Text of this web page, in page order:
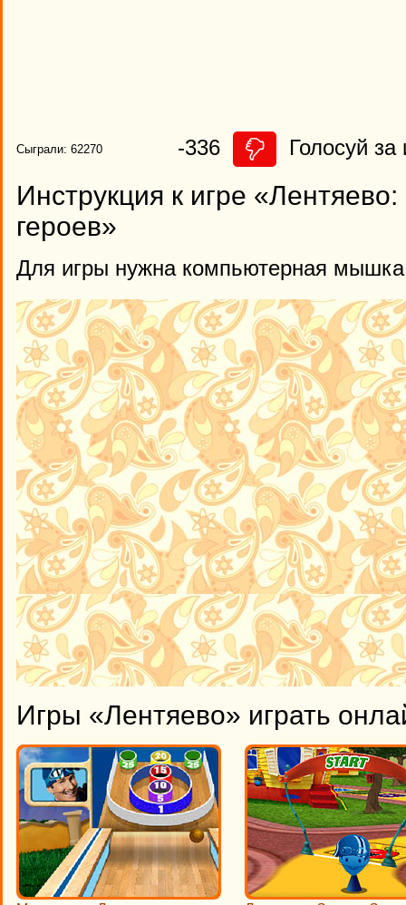
Сыграли: 62270 -336 Голосуй за
Инструкция к игре
героев»
Для игры нужна компьютерная
Игры «Лентяево» играть